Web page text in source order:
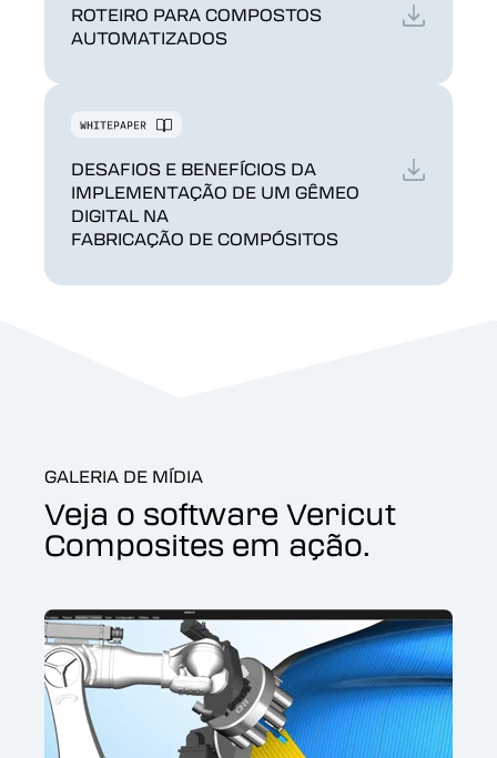
ROTEIRO PARA COMPOSTOS
AUTOMATIZADOS
DESAFIOS E BENEFÍCIOS DA
IMPLEMENTAÇÃO DE UM GÊMEO
DIGITAL NA
FABRICAÇÃO DE COMPÓSITOS
GALERIA DE MÍDIA
Veja o software Vericut
Composites em ação.